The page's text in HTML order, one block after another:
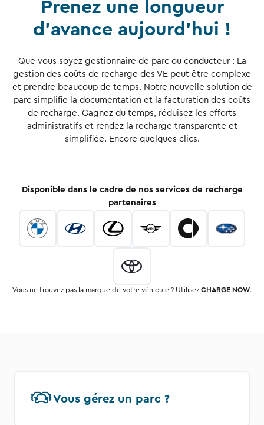
Prenez une longueur
d’avance aujourd’hui !
Que vous soyez gestionnaire de parc ou conducteur : La
gestion des coûts de recharge des VE peut être complexe
et prendre beaucoup de temps. Notre nouvelle solution de
parc simplifie la documentation et la facturation des coûts
de recharge. Gagnez du temps, réduisez les efforts
administratifs et rendez la recharge transparente et
simplifiée. Encore quelques clics.
Disponible dans le cadre de nos services de recharge
partenaires
Vous ne trouvez pas la marque de votre véhicule ? Utilisez CHARGE NOW.
Vous gérez un parc ?